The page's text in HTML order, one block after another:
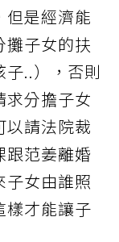
但是經濟能
攤子女的扶
..），否則
求分擔子女
以請法院裁
跟范姜離婚
子女由誰照
樣才能讓子